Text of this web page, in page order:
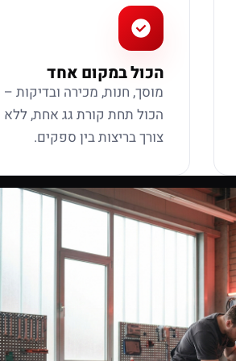
הכול במקום אחד
מוסך, חנות, מכירה ובדיקות –
הכול תחת קורת גג אחת, ללא
צורך בריצות בין ספקים.